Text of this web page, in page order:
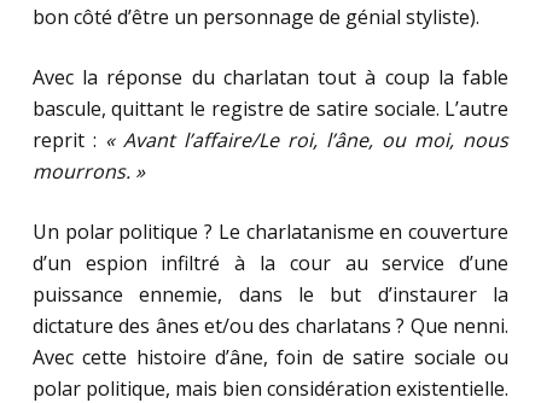
bon côté d’être un personnage de génial styliste).
Avec la réponse du charlatan tout à coup la fable
bascule, quittant le registre de satire sociale. L’autre
reprit : « Avant l’affaire/Le roi, l’âne, ou moi, nous
mourrons. »
Un polar politique ? Le charlatanisme en couverture
d’un espion infiltré à la cour au service d’une
puissance ennemie, dans le but d’instaurer la
dictature des ânes et/ou des charlatans ? Que nenni.
Avec cette histoire d’âne, foin de satire sociale ou
polar politique, mais bien considération existentielle.